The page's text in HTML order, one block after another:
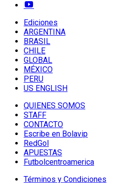
Ediciones
ARGENTINA
BRASIL
CHILE
GLOBAL
MÉXICO
PERU
US ENGLISH
QUIENES SOMOS
STAFF
CONTACTO
Escribe en Bolavip
RedGol
APUESTAS
Futbolcentroamerica
Términos y Condiciones